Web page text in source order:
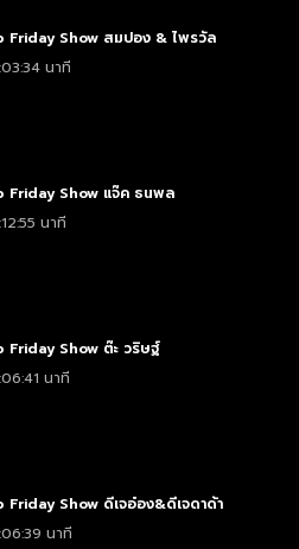
Friday Show สมปอง & ไพรวัล
นาที
Friday Show แจ๊ค ธนพล
นาที
Friday Show ต๊ะ วริษฐ์
นาที
Friday Show ดีเจอ๋อง&ดีเจดาด้า
นาที